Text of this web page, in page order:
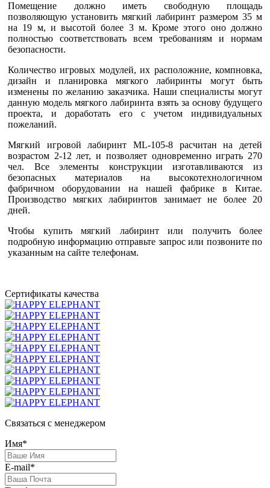
Помещение должно иметь свободную площадь
позволяющую установить мягкий лабиринт размером 35 м
на 19 м, и высотой более 3 м. Кроме этого оно должно
полностью соответствовать всем требованиям и нормам
безопасности.
Количество игровых модулей, их расположние, компновка,
дизайн и планировка мягкого лабиринты могут быть
изменены по желанию заказчика. Наши специалисты могут
данную модель мягкого лабиринта взять за основу будущего
проекта, и доработать его с учетом индивидуальных
пожеланий.
Мягкий игровой лабиринт ML-105-8 расчитан на детей
возрастом 2-12 лет, и позволяет одновременно играть 270
чел. Все элементы конструкции изготавливаются из
безопасных материалов на высокотехнологичном
фабричном оборудовании на нашей фабрике в Китае.
Производство мягких лабиринтов занимает не более 20
дней.
Чтобы купить мягкий лабиринт или получить более
подробную информацию отправьте запрос или позвоните по
указанным на сайте телефонам.
Сертификаты качества
Связаться с менеджером
Имя*
E-mail*